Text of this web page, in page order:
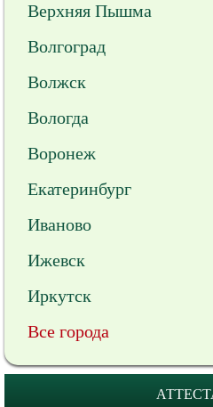
Верхняя Пышма
Волгоград
Волжск
Вологда
Воронеж
Екатеринбург
Иваново
Ижевск
Иркутск
Все города